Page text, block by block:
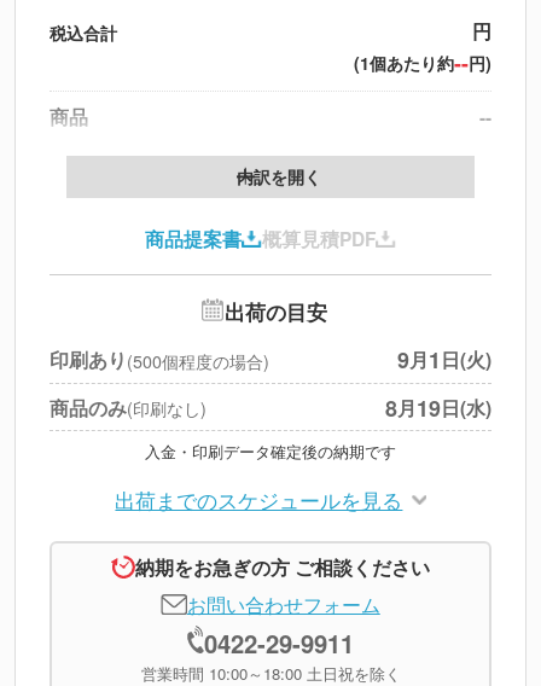
税込合計 円
(1個あたり約--円)
商品
--
製版代
印刷代
北海道・沖縄・離島 別途
円
※上記小計は税別です
内訳を開く
商品提案書 概算見積PDF
出荷の目安
印刷あり (500個程度の場合) 9月1 日(火)
商品のみ(印刷なし) 8月19日(水)
入金・印刷データ確定後の納期です
出荷までのスケジュールを見る
納期をお急ぎの方 ご相談ください
お問い合わせフォーム
0422-29-9911
営業時間 10:00～18:00 土日祝を除く